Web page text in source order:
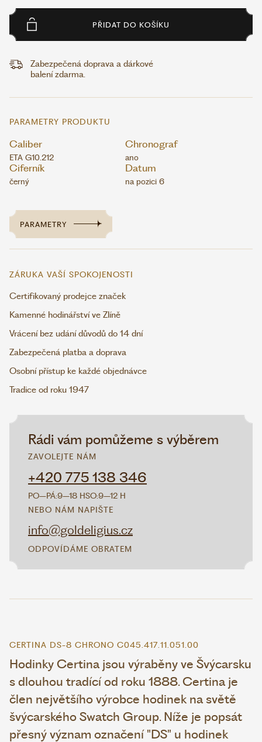
Rádi vám pomůžeme s výběrem
ZAVOLEJTE NÁM
+420 775 138 346
PO–PÁ:9–18 HSO:9–12 H
NEBO NÁM NAPIŠTE
info@goldeligius.cz
ODPOVÍDÁME OBRATEM
PŘIDAT DO KOŠÍKU
Zabezpečená doprava a dárkové
balení zdarma.
PARAMETRY PRODUKTU
Caliber
ETA G10.212
Chronograf
ano
Ciferník
černý
Datum
na pozici 6
PARAMETRY
ZÁRUKA VAŠÍ SPOKOJENOSTI
Certifikovaný prodejce značek
Kamenné hodinářství ve Zlíně
Vrácení bez udání důvodů do 14 dní
Zabezpečená platba a doprava
Osobní přístup ke každé objednávce
Tradice od roku 1947
CERTINA DS-8 CHRONO C045.417.11.051.00
Hodinky Certina jsou výraběny ve Švýcarsku
s dlouhou tradící od roku 1888. Certina je
člen největšího výrobce hodinek na světě
švýcarského Swatch Group. Níže je popsát
přesný význam označení "DS" u hodinek